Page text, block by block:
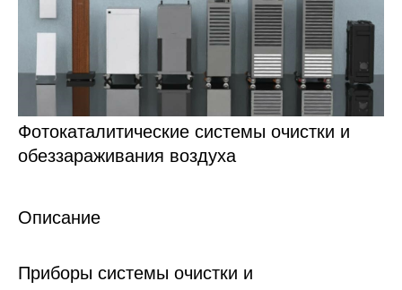
Фотокаталитические системы очистки и
обеззараживания воздуха
Описание
Приборы системы очистки и